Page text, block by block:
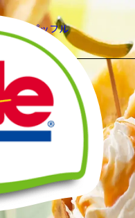
バナナパッフル